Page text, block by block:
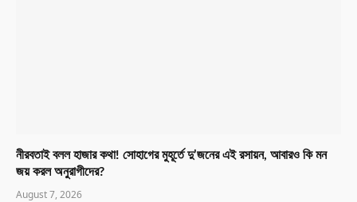
নীরবতাই বলল হাজার কথা! সোহাগের মুহূর্তে দু’জনের এই রসায়ন, আবারও কি মন
জয় করল অনুরাগীদের?
August 7, 2026